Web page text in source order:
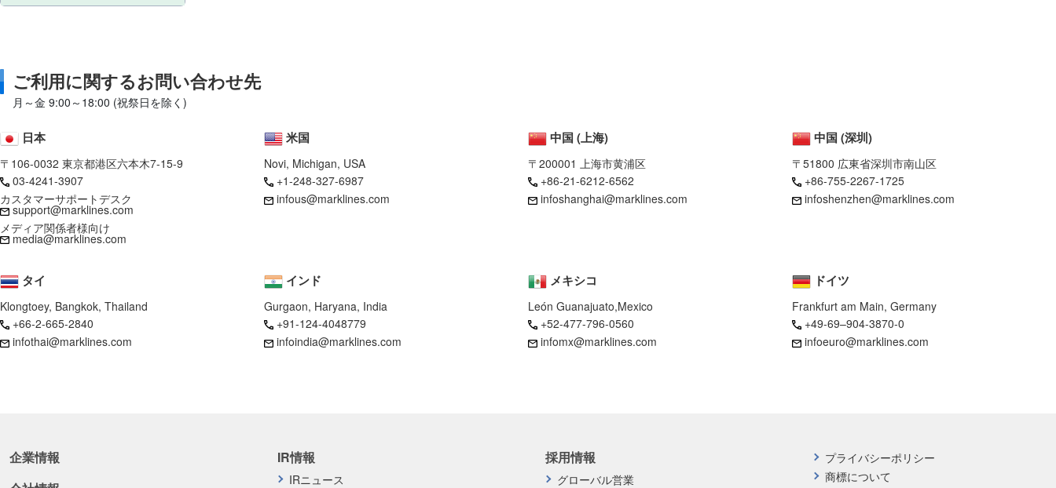
ご利用に関するお問い合わせ先
月～金 9:00～18:00 (祝祭日を除く)
日本
〒106-0032 東京都港区六本木7-15-9
03-4241-3907
カスタマーサポートデスク
support@marklines.com
メディア関係者様向け
media@marklines.com
米国
Novi, Michigan, USA
+1-248-327-6987
infous@marklines.com
メキシコ
León Guanajuato,Mexico
+52-477-796-0560
infomx@marklines.com
ドイツ
Frankfurt am Main, Germany
+49-69–904-3870-0
infoeuro@marklines.com
中国 (上海)
〒200001 上海市黄浦区
+86-21-6212-6562
infoshanghai@marklines.com
中国 (深圳)
〒51800 広東省深圳市南山区
+86-755-2267-1725
infoshenzhen@marklines.com
タイ
Klongtoey, Bangkok, Thailand
+66-2-665-2840
infothai@marklines.com
インド
Gurgaon, Haryana, India
+91-124-4048779
infoindia@marklines.com
企業情報
プライバシーポリシー
商標について
採用情報
グローバル営業
IR情報
IRニュース